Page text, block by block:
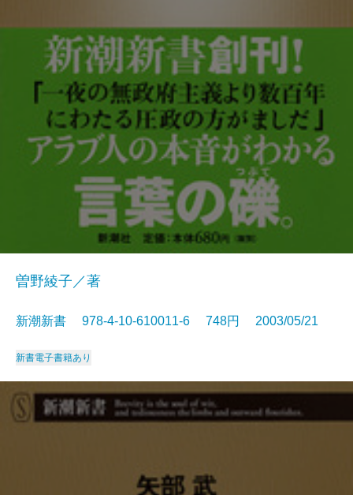
曽野綾子／著
新潮新書 978-4-10-610011-6 748円 2003/05/21
新書電子書籍あり